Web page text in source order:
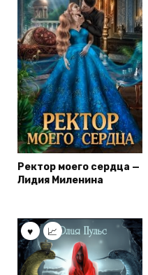
Ректор моего сердца —
Лидия Миленина